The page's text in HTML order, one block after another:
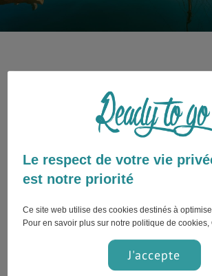
Natacha Bruyère
05
Escapade à Copenhague..
Copenhague , Danemark
Le respect de votre vie
est notre priorité
Ce site web utilise des cookies destinés à
Pour en savoir plus sur notre politique de cookies,
J'accepte